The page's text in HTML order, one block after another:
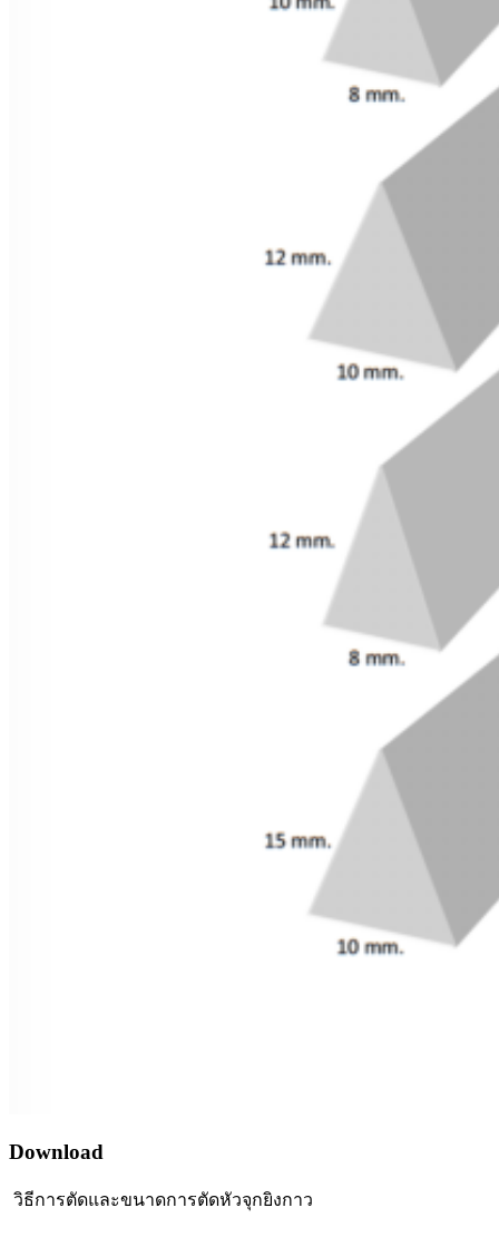
Download
วิธีการตัดและขนาดการตัดหัวจุกยิงกาว